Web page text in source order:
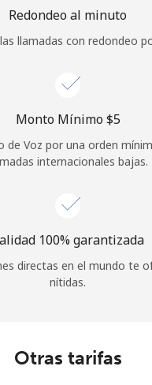
Continuar con
Redondeo al minuto
llamadas con redondeo
Monto Mínimo ⁦$5⁩
de Voz por una orden
internacionales bajas.
100% garantizada
directas en el mundo te
nítidas.
Otras tarifas